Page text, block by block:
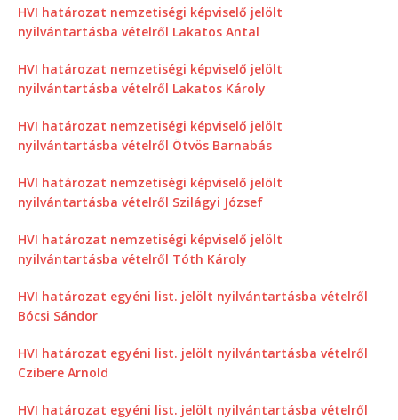
HVI határozat nemzetiségi képviselő jelölt
nyilvántartásba vételről Lakatos Antal
HVI határozat nemzetiségi képviselő jelölt
nyilvántartásba vételről Lakatos Károly
HVI határozat nemzetiségi képviselő jelölt
nyilvántartásba vételről Ötvös Barnabás
HVI határozat nemzetiségi képviselő jelölt
nyilvántartásba vételről Szilágyi József
HVI határozat nemzetiségi képviselő jelölt
nyilvántartásba vételről Tóth Károly
HVI határozat egyéni list. jelölt nyilvántartásba vételről
Bócsi Sándor
HVI határozat egyéni list. jelölt nyilvántartásba vételről
Czibere Arnold
HVI határozat egyéni list. jelölt nyilvántartásba vételről